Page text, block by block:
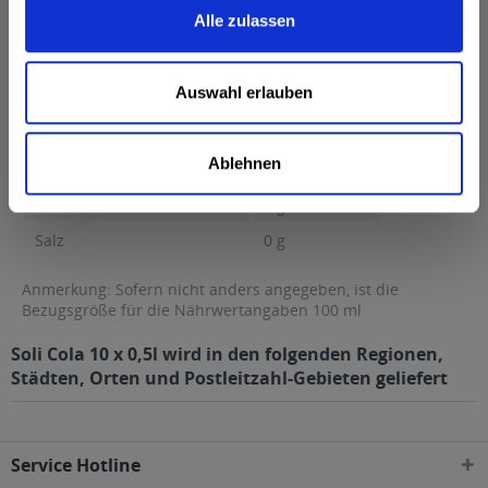
Alle zulassen
Auswahl erlauben
Ablehnen
189 kcal / 45 kJ
Fett
0 g
davon gesättigte Fettsäuren
0 g
Kohlenhydrate
11 g
11 g
Salz
0 g
Anmerkung: Sofern nicht anders angegeben, ist die
Bezugsgröße für die Nährwertangaben 100 ml
Soli Cola 10 x 0,5l wird in den folgenden Regionen,
Städten, Orten und Postleitzahl-Gebieten geliefert
Service Hotline